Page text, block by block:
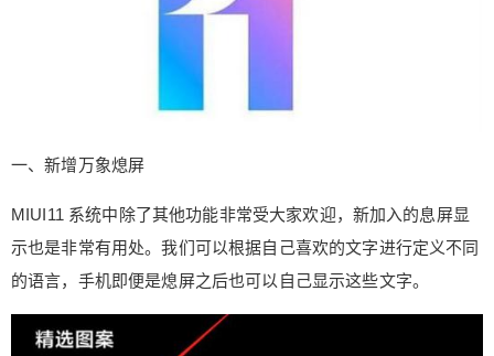
一、新增万象熄屏
MIUI11 系统中除了其他功能非常受大家欢迎，新加入的息屏显
示也是非常有用处。我们可以根据自己喜欢的文字进行定义不同
的语言，手机即便是熄屏之后也可以自己显示这些文字。
外，小米熄屏最近还根更新了静态图片和动态图片
的熄屏样式，我们可以选择自己喜欢的样式进行设
置屏幕。 使用方法：首选我们需要在对万象息屏进
后发现手机数据丢失的话，可以在手机应用市场找
到【极速数据恢复】，这个工具能够将我们丢失的
提示操作就可以恢复了。 比如找回手机文件，我们
可以选择【office恢复】，选择对应的恢复类型就可
以找回了。 好了以上就是今天要和大家分享的所有
内容，如果你用小米手机的话，赶紧看看自己的手